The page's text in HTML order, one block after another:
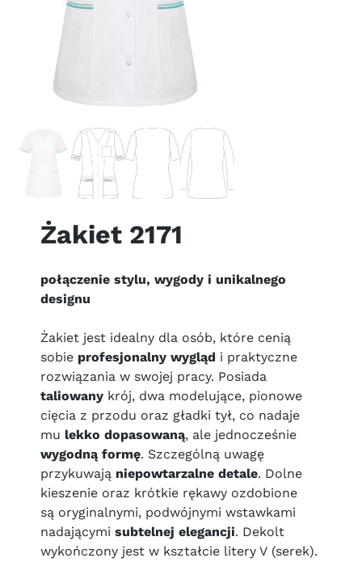
Żakiet 2171
połączenie stylu, wygody i unikalnego
designu
Żakiet jest idealny dla osób, które cenią
sobie profesjonalny wygląd i praktyczne
rozwiązania w swojej pracy. Posiada
taliowany krój, dwa modelujące, pionowe
cięcia z przodu oraz gładki tył, co nadaje
mu lekko dopasowaną, ale jednocześnie
wygodną formę. Szczególną uwagę
przykuwają niepowtarzalne detale. Dolne
kieszenie oraz krótkie rękawy ozdobione
są oryginalnymi, podwójnymi wstawkami
nadającymi subtelnej elegancji. Dekolt
wykończony jest w kształcie litery V (serek).